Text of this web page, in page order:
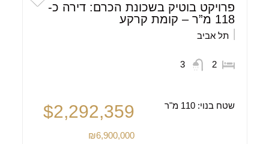
פרויקט בוטיק בשכונת הכרם: דירה כ-
118 מ”ר – קומת קרקע
תל אביב
2
3
שטח בנוי:110 מ"ר $2,292,359
₪6,900,000